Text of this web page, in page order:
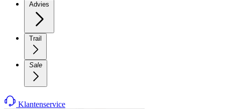
Advies
Trail
Sale
Klantenservice